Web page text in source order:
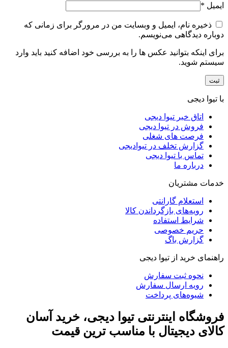
ایمیل *
ذخیره نام، ایمیل و وبسایت من در مرورگر برای زمانی که
دوباره دیدگاهی می‌نویسم.
برای اینکه بتوانید عکس ها را به بررسی خود اضافه کنید باید وارد
سیستم شوید.
با تیوا دیجی
اتاق خبر تیوا دیجی
فروش در تیوا دیجی
فرصت های شغلی
گزارش تخلف در تیوادیجی
تماس با تیوا دیجی
درباره ما
خدمات مشتریان
استعلام گارانتی
رویه‌های بازگرداندن کالا
شرایط استفاده
حریم خصوصی
گزارش باگ
راهنمای خرید از تیوا دیجی
نحوه ثبت سفارش
رویه ارسال سفارش
شیوه‌های پرداخت
فروشگاه اینترنتی تیوا دیجی، خرید آسان
کالای دیجیتال با مناسب ترین قیمت